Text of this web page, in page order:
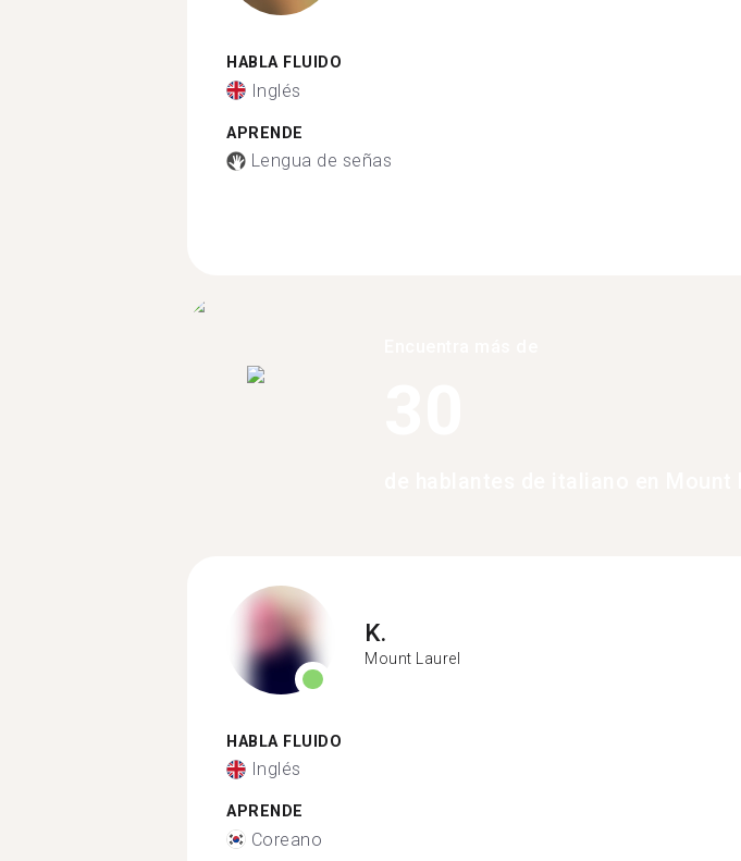
HABLA FLUIDO
Inglés
APRENDE
Lengua de señas
K.
Mount Laurel
HABLA FLUIDO
Inglés
APRENDE
Coreano